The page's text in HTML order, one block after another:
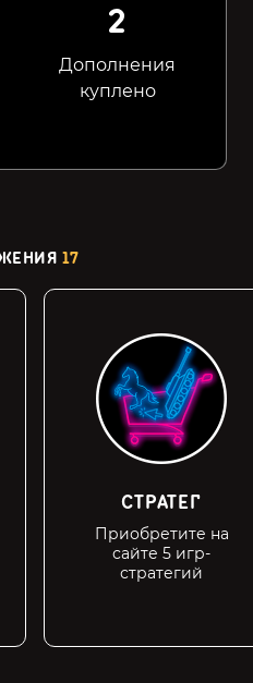
2
Дополнения
куплено
17
СТРАТЕГ
Приобретите на
сайте 5 игр-
стратегий